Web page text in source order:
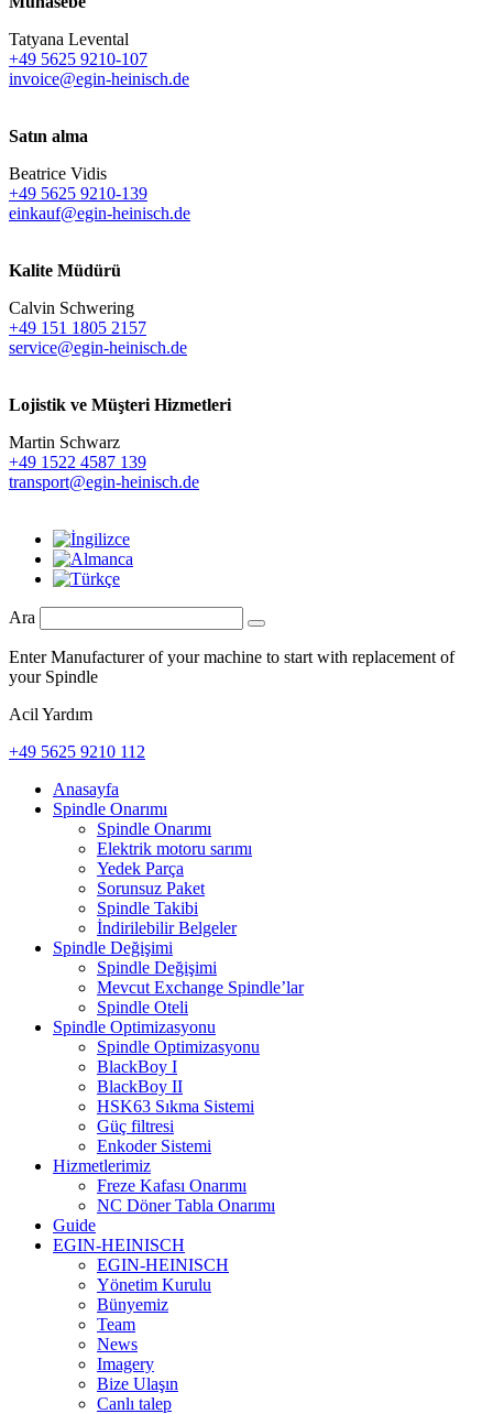
Tatyana Levental
+49 5625 9210-107
invoice@egin-heinisch.de
Satın alma
Beatrice Vidis
+49 5625 9210-139
einkauf@egin-heinisch.de
Kalite Müdürü
Calvin Schwering
+49 151 1805 2157
service@egin-heinisch.de
Lojistik ve Müşteri Hizmetleri
Martin Schwarz
+49 1522 4587 139
transport@egin-heinisch.de
Ara
Enter Manufacturer of your machine to start with replacement of
your Spindle
Acil Yardım
+49 5625 9210 112
Anasayfa
Spindle Onarımı
Spindle Onarımı
Elektrik motoru sarımı
Yedek Parça
Sorunsuz Paket
Spindle Takibi
İndirilebilir Belgeler
Spindle Değişimi
Spindle Değişimi
Mevcut Exchange Spindle’lar
Spindle Oteli
Spindle Optimizasyonu
Spindle Optimizasyonu
BlackBoy I
BlackBoy II
HSK63 Sıkma Sistemi
Güç filtresi
Enkoder Sistemi
Hizmetlerimiz
Freze Kafası Onarımı
NC Döner Tabla Onarımı
Guide
EGIN-HEINISCH
EGIN-HEINISCH
Yönetim Kurulu
Bünyemiz
Team
News
Imagery
Bize Ulaşın
Canlı talep